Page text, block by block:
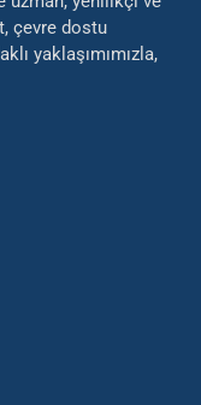
çevre dostu
yaklaşımımızla,